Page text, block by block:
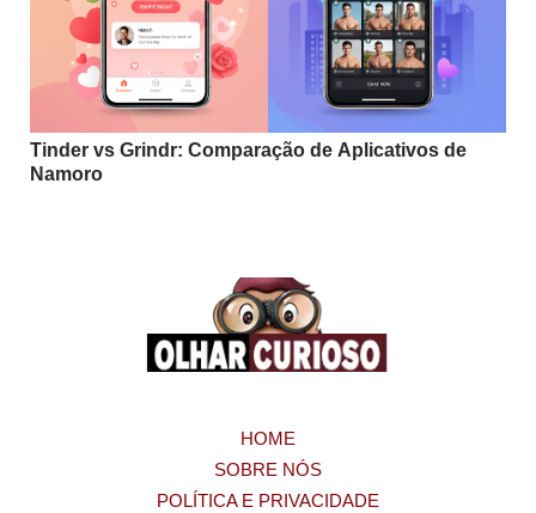
Tinder vs Grindr: Comparação de Aplicativos de
Namoro
HOME
SOBRE NÓS
POLÍTICA E PRIVACIDADE